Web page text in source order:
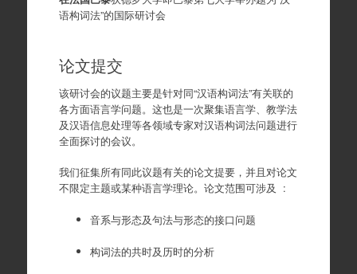
语构词法”的国际研讨会
论文提交
该研讨会的议题主要是针对同“汉语构词法”有关联的
各方面语言学问题。这也是一次聚集语言学、教学法
及汉语信息处理等各领域专家对汉语构词法问题进行
全面探讨的会议。
我们征集所有同此议题有关的论文提要，并且对论文
不限定主题或某种语言学理论。论文范围可涉及 :
音系与形态及句法与形态的接口问题
构词法的共时及历时的分析